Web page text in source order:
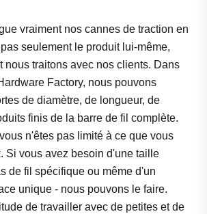
vraiment nos cannes de traction en
seulement le produit lui-même,
nous traitons avec nos clients. Dans
Factory, nous pouvons
de diamètre, de longueur, de
finis de la barre de fil complète.
n'êtes pas limité à ce que vous
Si vous avez besoin d'une taille
de fil spécifique ou même d'un
unique - nous pouvons le faire.
de travailler avec de petites et de